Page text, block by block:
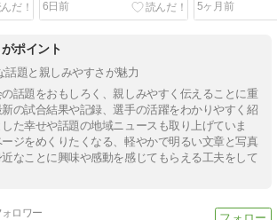
の
い！！！
6日前 5ヶ月前
ポイント
話題と親しみやすさが魅力
話題をおもしろく、親しみやすく伝えることに重
の試合結果や記録、選手の活躍をわかりやすく紹
た幸せや話題の地域ニュースも取り上げていま
ジをめくりたくなる、軽やかで明るい文章と写真
なことに興味や感動を感じてもらえる工夫をして